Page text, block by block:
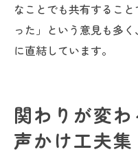
なことでも共有するこ
った」という意見も多
に直結しています。
関わりが変
声かけ工夫集